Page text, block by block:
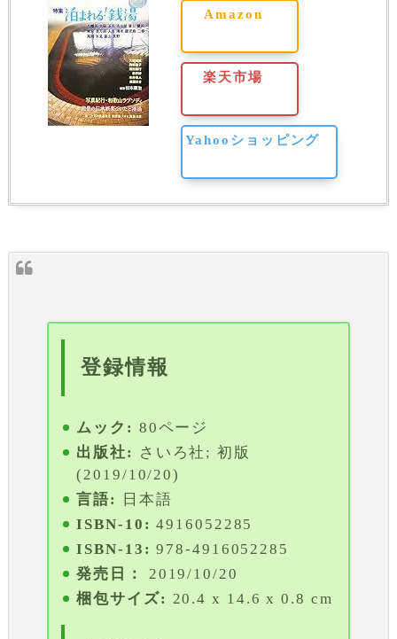
Amazon
楽天市場
Yahooショッピング
登録情報
ムック: 80ページ
出版社:
さいろ社; 初版
(2019/10/20)
言語:
日本語
ISBN-10: 4916052285
ISBN-13: 978-4916052285
発売日：
2019/10/20
梱包サイズ: 20.4 x 14.6 x 0.8 cm